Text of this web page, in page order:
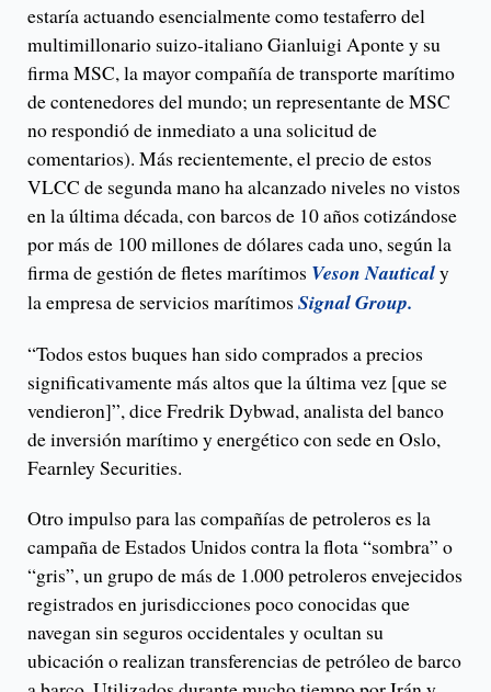
estaría actuando esencialmente como testaferro del
multimillonario suizo-italiano Gianluigi Aponte y su
firma MSC, la mayor compañía de transporte marítimo
de contenedores del mundo; un representante de MSC
no respondió de inmediato a una solicitud de
comentarios). Más recientemente, el precio de estos
VLCC de segunda mano ha alcanzado niveles no vistos
en la última década, con barcos de 10 años cotizándose
por más de 100 millones de dólares cada uno, según la
firma de gestión de fletes marítimos Veson Nauticaly
la empresa de servicios marítimos Signal Group.
“Todos estos buques han sido comprados a precios
significativamente más altos que la última vez [que se
vendieron]”, dice Fredrik Dybwad, analista del banco
de inversión marítimo y energético con sede en Oslo,
Fearnley Securities.
Otro impulso para las compañías de petroleros es la
campaña de Estados Unidos contra la flota “sombra” o
“gris”, un grupo de más de 1.000 petroleros envejecidos
registrados en jurisdicciones poco conocidas que
navegan sin seguros occidentales y ocultan su
ubicación o realizan transferencias de petróleo de barco